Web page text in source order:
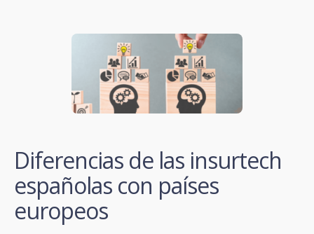
Diferencias de las insurtech
españolas con países
europeos